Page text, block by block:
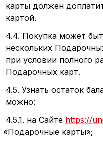
карты должен
картой.
4.4. Покупка может
нескольких
при условии полного
Подарочных карт.
4.5. Узнать остаток
можно:
4.5.1. на Сайте https://
«Подарочные карты»;